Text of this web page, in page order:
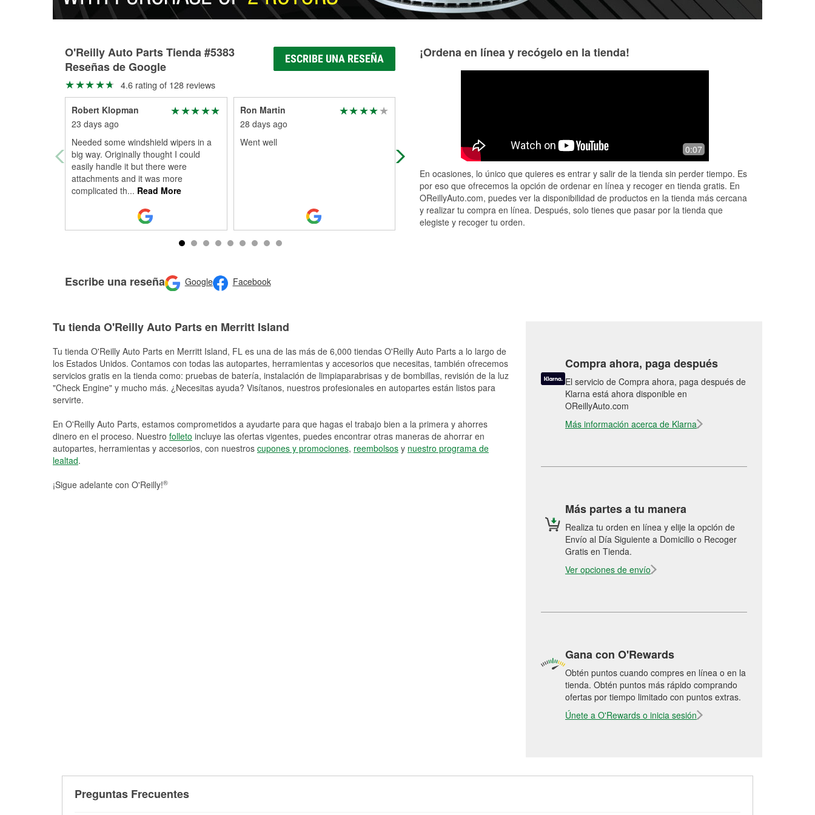
O'Reilly Auto Parts Tienda #5383
Reseñas de Google
ESCRIBE UNA RESEÑA
4.6 rating of 128 reviews
Robert Klopman
23 days ago
Needed some windshield wipers in a
big way. Originally thought I could
easily handle it but there were
attachments and it was more
complicated th... Read More
Ron Martin
28 days ago
Went well
I went here recently seeking to charge
the battery on my wife's car. When the
a bad battery and that it ne...Read
More
Helpful staff. Never a problem
Escribe una reseña Google Facebook
¡Ordena en línea y recógelo en la tienda!
0:07
En ocasiones, lo único que quieres es entrar y salir de la tienda sin perder tiempo. Es
por eso que ofrecemos la opción de ordenar en línea y recoger en tienda gratis. En
OReillyAuto.com, puedes ver la disponibilidad de productos en la tienda más cercana
y realizar tu compra en línea. Después, solo tienes que pasar por la tienda que
elegiste y recoger tu orden.
Tu tienda O'Reilly Auto Parts en Merritt Island
Tu tienda O'Reilly Auto Parts en Merritt Island, FL es una de las más de 6,000 tiendas O'Reilly Auto Parts a lo largo de
los Estados Unidos. Contamos con todas las autopartes, herramientas y accesorios que necesitas, también ofrecemos
servicios gratis en la tienda como: pruebas de batería, instalación de limpiaparabrisas y de bombillas, revisión de la luz
"Check Engine" y mucho más. ¿Necesitas ayuda? Visítanos, nuestros profesionales en autopartes están listos para
servirte.
En O'Reilly Auto Parts, estamos comprometidos a ayudarte para que hagas el trabajo bien a la primera y ahorres
dinero en el proceso. Nuestro folleto incluye las ofertas vigentes, puedes encontrar otras maneras de ahorrar en
autopartes, herramientas y accesorios, con nuestros cupones y promociones, reembolsos y nuestro programa de
lealtad.
¡Sigue adelante con O'Reilly!®
Compra ahora, paga después
El servicio de Compra ahora, paga después de
Klarna está ahora disponible en
OReillyAuto.com
Más información acerca de Klarna
Más partes a tu manera
Realiza tu orden en línea y elije la opción de
Envío al Día Siguiente a Domicilio o Recoger
Gratis en Tienda.
Ver opciones de envío
Gana con O'Rewards
Obtén puntos cuando compres en línea o en la
tienda. Obtén puntos más rápido comprando
ofertas por tiempo limitado con puntos extras.
Únete a O'Rewards o inicia sesión
Preguntas Frecuentes